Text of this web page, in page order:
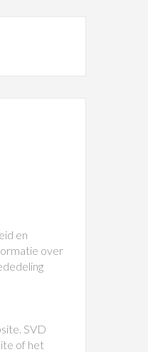
en
over
SVD
of het